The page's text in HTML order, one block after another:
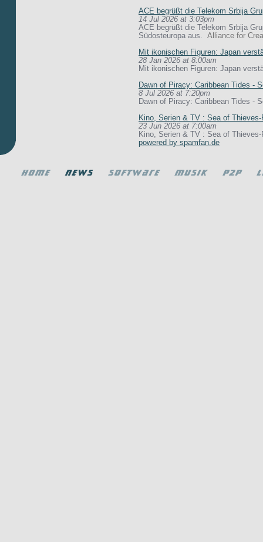
ACE begrüßt die Telekom Srbija
14 Jul 2026 at 3:03pm
ACE begrüßt die Telekom Srbija
Südosteuropa aus. Alliance for
Mit ikonischen Figuren: Japan
28 Jan 2026 at 8:00am
Mit ikonischen Figuren: Japan
Dawn of Piracy: Caribbean Tides -
8 Jul 2026 at 7:20pm
Dawn of Piracy: Caribbean Tides -
Kino, Serien & TV : Sea of
23 Jun 2026 at 7:00am
Kino, Serien & TV : Sea of
powered by spamfan.de